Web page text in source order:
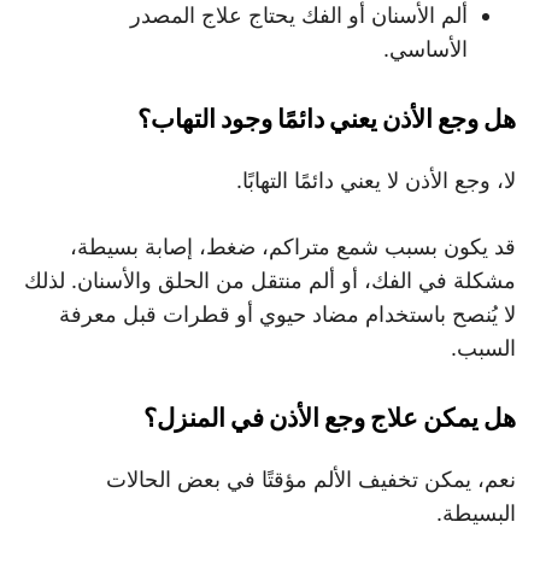
ألم الأسنان أو الفك يحتاج علاج المصدر
الأساسي.
هل وجع الأذن يعني دائمًا وجود التهاب؟
لا، وجع الأذن لا يعني دائمًا التهابًا.
قد يكون بسبب شمع متراكم، ضغط، إصابة بسيطة،
مشكلة في الفك، أو ألم منتقل من الحلق والأسنان. لذلك
لا يُنصح باستخدام مضاد حيوي أو قطرات قبل معرفة
السبب.
هل يمكن علاج وجع الأذن في المنزل؟
نعم، يمكن تخفيف الألم مؤقتًا في بعض الحالات
البسيطة.